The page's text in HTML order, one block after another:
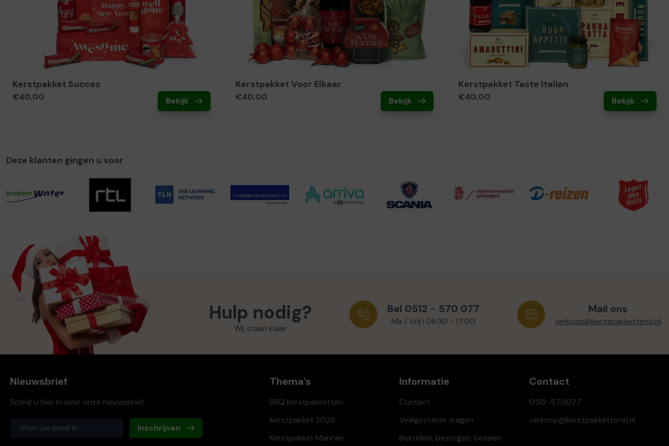
Kerstpakket Succes
€40,00 Bekijk
Kerstpakket Voor Elkaar
€40,00 Bekijk
Kerstpakket Taste Italian
€40,00 Bekijk
Deze klanten gingen u voor
Hulp nodig?
Wij staan klaar
Bel 0512 - 570 077
Ma / Vrij | 08:30 - 17:00
Mail ons
verkoop@kerstpakkettenxl.nl
Nieuwsbrief
Schrijf u hier in voor onze nieuwsbrief
Inschrijven
Thema's
BBQ Kerstpakketten
Kerstpakket 2026
Kerstpakket Mannen
Informatie
Contact
Veelgestelde vragen
Bestellen, bezorgen, betalen
Contact
0512-570077
verkoop@kerstpakkettenxl.nl